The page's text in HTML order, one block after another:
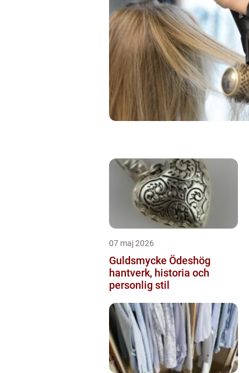
07 maj 2026
Guldsmycke Ödeshög
hantverk, historia och
personlig stil